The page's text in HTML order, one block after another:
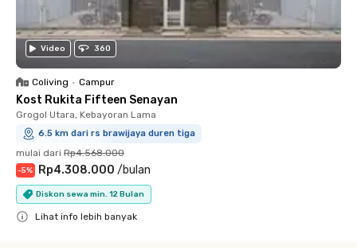
Video 360
Coliving • Campur
Kost Rukita Fifteen Senayan
Grogol Utara, Kebayoran Lama
6.5 km dari rs brawijaya duren tiga
mulai dari Rp4.568.000
-5% Rp4.308.000 /bulan
Diskon sewa min. 12 Bulan
Lihat info lebih banyak